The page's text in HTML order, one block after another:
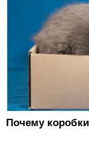
Почему